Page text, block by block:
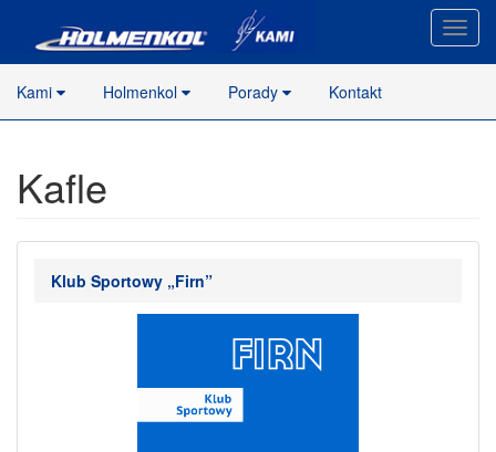
strony
Kami
Holmenkol Porady Kontakt
Kafle
Klub Sportowy „Firn”